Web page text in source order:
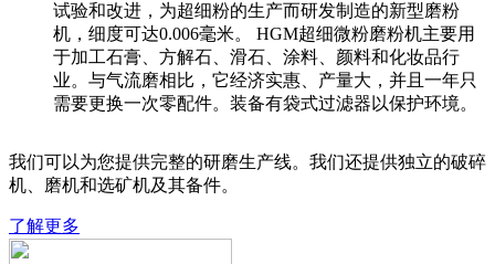
试验和改进，为超细粉的生产而研发制造的新型磨粉
机，细度可达0.006毫米。 HGM超细微粉磨粉机主要用
于加工石膏、方解石、滑石、涂料、颜料和化妆品行
业。与气流磨相比，它经济实惠、产量大，并且一年只
需要更换一次零配件。装备有袋式过滤器以保护环境。
我们可以为您提供完整的研磨生产线。我们还提供独立的破碎
机、磨机和选矿机及其备件。
了解更多